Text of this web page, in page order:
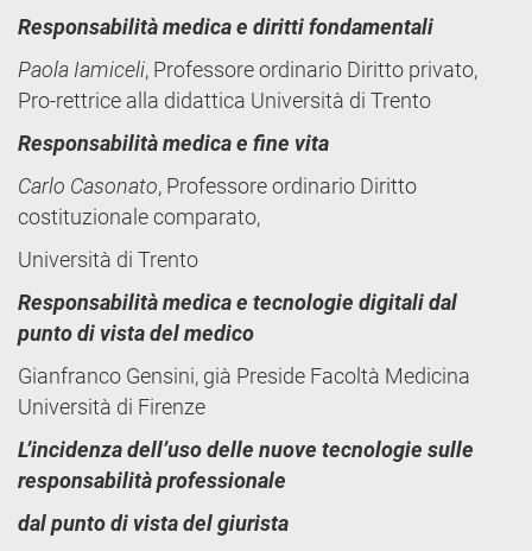
Responsabilità medica e diritti fondamentali
Paola Iamiceli, Professore ordinario Diritto privato,
Pro-rettrice alla didattica Università di Trento
Responsabilità medica e fine vita
Carlo Casonato, Professore ordinario Diritto
costituzionale comparato,
Università di Trento
Responsabilità medica e tecnologie digitali dal
punto di vista del medico
Gianfranco Gensini, già Preside Facoltà Medicina
Università di Firenze
L’incidenza dell’uso delle nuove tecnologie sulle
responsabilità professionale
dal punto di vista del giurista